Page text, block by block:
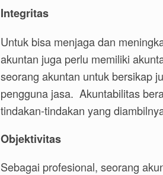
Integritas
Untuk bisa menjaga dan
akuntan juga perlu memiliki
seorang akuntan untuk bersikap
pengguna jasa. Akuntabilitas
tindakan-tindakan yang
Objektivitas
Sebagai profesional, seorang